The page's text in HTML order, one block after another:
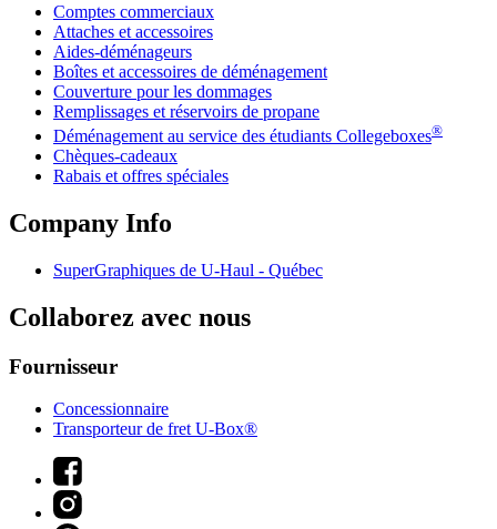
Comptes commerciaux
Attaches et accessoires
Aides-déménageurs
Boîtes et accessoires de déménagement
Couverture pour les dommages
Remplissages et réservoirs de propane
Déménagement au service des étudiants Collegeboxes®
Chèques-cadeaux
Rabais et offres spéciales
Company Info
SuperGraphiques de U-Haul - Québec
Collaborez avec nous
Fournisseur
Concessionnaire
Transporteur de fret U-Box®